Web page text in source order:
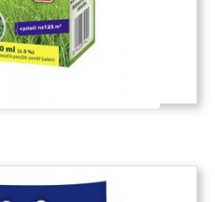
STOP 50 ML